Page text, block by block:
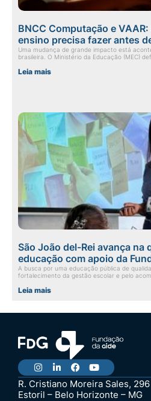
BNCC Computação e
ensino precisa fazer antes
Uma mudança de grande impacto está
brasileira. O Ministério da Educação (MEC)
Leia mais
São João del-Rei avança na
educação com apoio da
A busca por uma educação pública de
fortalecimento da gestão escolar e pelo
Leia mais
R. Cristiano Moreira Sales,
Estoril – Belo Horizonte – MG